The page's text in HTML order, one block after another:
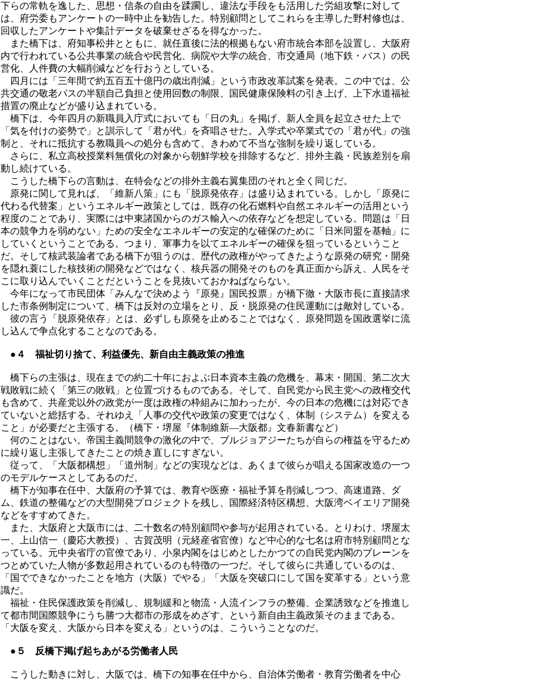
下らの常軌を逸した、思想・信条の自由を蹂躙し、違法な手段をも活用した労組攻撃に対して
は、府労委もアンケートの一時中止を勧告した。特別顧問としてこれらを主導した野村修也は、
回収したアンケートや集計データを破棄せざるを得なかった。
また橋下は、府知事松井とともに、就任直後に法的根拠もない府市統合本部を設置し、大阪府
内で行われている公共事業の統合や民営化、病院や大学の統合、市交通局（地下鉄・バス）の民
営化、人件費の大幅削減などを行おうとしている。
四月には「三年間で約五百五十億円の歳出削減」という市政改革試案を発表。この中では、公
共交通の敬老パスの半額自己負担と使用回数の制限、国民健康保険料の引き上げ、上下水道福祉
措置の廃止などが盛り込まれている。
橋下は、今年四月の新職員入庁式においても「日の丸」を掲げ、新人全員を起立させた上で
「気を付けの姿勢で」と訓示して「君が代」を斉唱させた。入学式や卒業式での「君が代」の強
制と、それに抵抗する教職員への処分も含めて、きわめて不当な強制を繰り返している。
さらに、私立高校授業料無償化の対象から朝鮮学校を排除するなど、排外主義・民族差別を扇
動し続けている。
こうした橋下らの言動は、在特会などの排外主義右翼集団のそれと全く同じだ。
原発に関して見れば、「維新八策」にも「脱原発依存」は盛り込まれている。しかし「原発に
代わる代替案」というエネルギー政策としては、既存の化石燃料や自然エネルギーの活用という
程度のことであり、実際には中東諸国からのガス輸入への依存などを想定している。問題は「日
本の競争力を弱めない」ための安全なエネルギーの安定的な確保のために「日米同盟を基軸」に
していくということである。つまり、軍事力を以てエネルギーの確保を狙っているということ
だ。そして核武装論者である橋下が狙うのは、歴代の政権がやってきたような原発の研究・開発
を隠れ蓑にした核技術の開発などではなく、核兵器の開発そのものを真正面から訴え、人民をそ
こに取り込んでいくことだということを見抜いておかねばならない。
今年になって市民団体「みんなで決めよう『原発』国民投票」が橋下徹・大阪市長に直接請求
した市条例制定について、橋下は反対の立場をとり、反・脱原発の住民運動には敵対している。
彼の言う「脱原発依存」とは、必ずしも原発を止めることではなく、原発問題を国政選挙に流
し込んで争点化することなのである。
●４ 福祉切り捨て、利益優先、新自由主義政策の推進
橋下らの主張は、現在までの約二十年におよぶ日本資本主義の危機を、幕末・開国、第二次大
戦敗戦に続く「第三の敗戦」と位置づけるものである。そして、自民党から民主党への政権交代
も含めて、共産党以外の政党が一度は政権の枠組みに加わったが、今の日本の危機には対応でき
ていないと総括する。それゆえ「人事の交代や政策の変更ではなく、体制（システム）を変える
こと」が必要だと主張する。（橋下・堺屋『体制維新―大阪都』文春新書など）
何のことはない。帝国主義間競争の激化の中で、ブルジョアジーたちが自らの権益を守るため
に繰り返し主張してきたことの焼き直しにすぎない。
従って、「大阪都構想」「道州制」などの実現などは、あくまで彼らが唱える国家改造の一つ
のモデルケースとしてあるのだ。
橋下が知事在任中、大阪府の予算では、教育や医療・福祉予算を削減しつつ、高速道路、ダ
ム、鉄道の整備などの大型開発プロジェクトを残し、国際経済特区構想、大阪湾ベイエリア開発
などをすすめてきた。
また、大阪府と大阪市には、二十数名の特別顧問や参与が起用されている。とりわけ、堺屋太
一、上山信一（慶応大教授）、古賀茂明（元経産省官僚）など中心的な七名は府市特別顧問とな
っている。元中央省庁の官僚であり、小泉内閣をはじめとしたかつての自民党内閣のブレーンを
つとめていた人物が多数起用されているのも特徴の一つだ。そして彼らに共通しているのは、
「国でできなかったことを地方（大阪）でやる」「大阪を突破口にして国を変革する」という意
識だ。
福祉・住民保護政策を削減し、規制緩和と物流・人流インフラの整備、企業誘致などを推進し
て都市間国際競争にうち勝つ大都市の形成をめざす、という新自由主義政策そのままである。
「大阪を変え、大阪から日本を変える」というのは、こういうことなのだ。
●５ 反橋下掲げ起ちあがる労働者人民
こうした動きに対し、大阪では、橋下の知事在任中から、自治体労働者・教育労働者を中心